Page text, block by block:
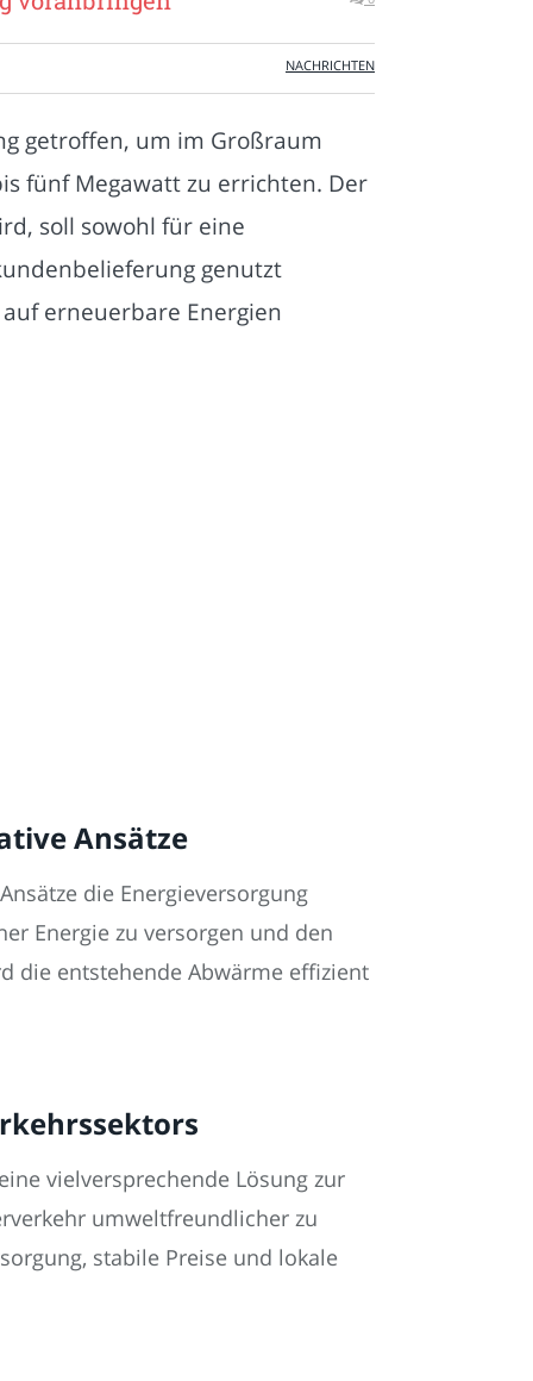
NACHRICHTEN
getroffen, um im Großraum
fünf Megawatt zu errichten. Der
soll sowohl für eine
genutzt
erneuerbare Energien
Ansätze
die Energieversorgung
Energie zu versorgen und den
die entstehende Abwärme effizient
vielversprechende Lösung zur
umweltfreundlicher zu
stabile Preise und lokale